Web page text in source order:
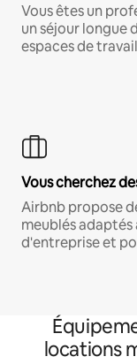
Vous êtes un
un séjour longue
espaces de
Vous cherchez
Airbnb propose
meublés
d'entreprise et
locations